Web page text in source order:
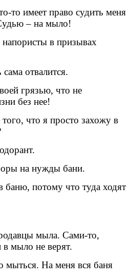
то имеет право судить меня
– на мыло!
в призывах
отвалится.
грязью, что не
без нее!
что я просто захожу в
на нужды бани.
баню, потому что туда ходят
мыла. Сами-то,
в мыло не верят.
мыться. На меня вся баня